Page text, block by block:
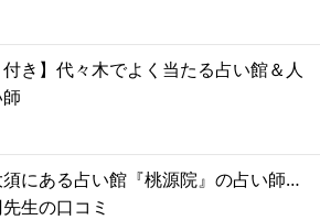
付き】代々木でよく当たる占い館＆人
にある占い館『桃源院』の占い師…
生の口コミ